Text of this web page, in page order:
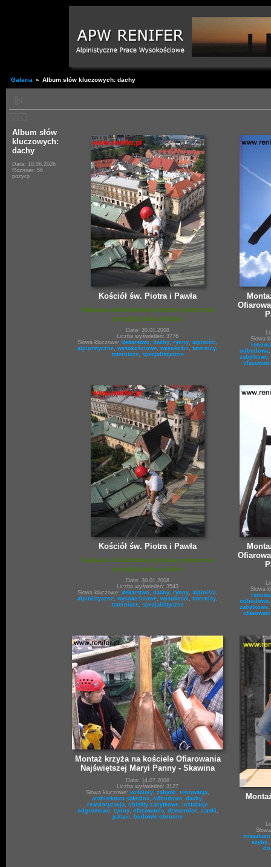
Galeria » Album słów kluczowych: dachy
Album słów
kluczowych:
dachy
Data: 10.08.2026
Rozmiar: 56
pozycji
Kościół św. Piotra i Pawła
Naprawa oświetlenia,wymiana rynien,oraz
przegląd połaci dachu
Data: 30.01.2008
Liczba wyświetleń: 3776
Słowa kluczowe: dekarstwo , dachy, rynny, alpiniści ,
alpinistyczne, wysokościowe, wysokości , taternicy,
taternicze, specjalistyczne
Słowa
odbudowa
zabytkowe,
Kościół św. Piotra i Pawła
Naprawa oświetlenia,wymiana rynien,oraz
przegląd połaci dachu
Data: 30.01.2008
Liczba wyświetleń: 3543
Słowa kluczowe: dekarstwo , dachy, rynny, alpiniści ,
alpinistyczne, wysokościowe, wysokości , taternicy,
taternicze, specjalistyczne
Słowa
odbudowa
zabytkowe,
Montaż krzyża na kościele Ofiarowania
Najświętszej Maryi Panny - Skawina
Data: 14.07.2008
Liczba wyświetleń: 3127
Słowa kluczowe: kościoły zabytki renowacja
architektura sakralna, odbudowa, dachy,
rewaloryzacja obiekty zabytkowe instalacje
odgromowe, rynny, ofasowania, dzwonnice, zamki
pałace
budowle obronne
szyby,